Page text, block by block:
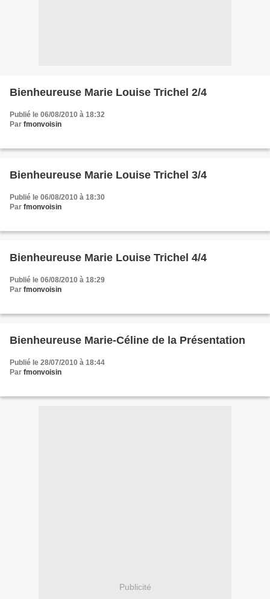
Bienheureuse Marie Louise Trichel 2/4
Publié le 06/08/2010 à 18:32
Par fmonvoisin
Bienheureuse Marie Louise Trichel 3/4
Publié le 06/08/2010 à 18:30
Par fmonvoisin
Bienheureuse Marie Louise Trichel 4/4
Publié le 06/08/2010 à 18:29
Par fmonvoisin
Bienheureuse Marie-Céline de la Présentation
Publié le 28/07/2010 à 18:44
Par fmonvoisin
Publicité